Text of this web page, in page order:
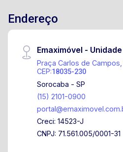
com moradia consolidada. Entre em contato e
agende sua visita!
Endereço
Emaximóvel -
Praça Carlos de
CEP:18035-230
Sorocaba - SP
(15) 2101-0900
Creci: 14523-J
CNPJ: 71.561.005/0001-31